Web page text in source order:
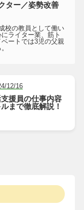
ター／姿勢改善
校の教員として働い
ライター業、筋ト
ートでは3児の父親
12/16
援員の仕事内容
まで徹底解説！